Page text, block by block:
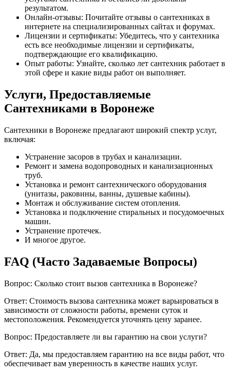
результатом.
Онлайн-отзывы: Почитайте отзывы о сантехниках в
интернете на специализированных сайтах и форумах.
Лицензии и сертификаты: Убедитесь, что у сантехника
есть все необходимые лицензии и сертификаты,
подтверждающие его квалификацию.
Опыт работы: Узнайте, сколько лет сантехник работает в
этой сфере и какие виды работ он выполняет.
Услуги, Предоставляемые
Сантехниками в Воронеже
Сантехники в Воронеже предлагают широкий спектр услуг,
включая:
Устранение засоров в трубах и канализации.
Ремонт и замена водопроводных и канализационных
труб.
Установка и ремонт сантехнического оборудования
(унитазы, раковины, ванны, душевые кабины).
Монтаж и обслуживание систем отопления.
Установка и подключение стиральных и посудомоечных
машин.
Устранение протечек.
И многое другое.
FAQ (Часто Задаваемые Вопросы)
Вопрос: Сколько стоит вызов сантехника в Воронеже?
Ответ: Стоимость вызова сантехника может варьироваться в
зависимости от сложности работы, времени суток и
местоположения. Рекомендуется уточнять цену заранее.
Вопрос: Предоставляете ли вы гарантию на свои услуги?
Ответ: Да, мы предоставляем гарантию на все виды работ, что
обеспечивает вам уверенность в качестве наших услуг.